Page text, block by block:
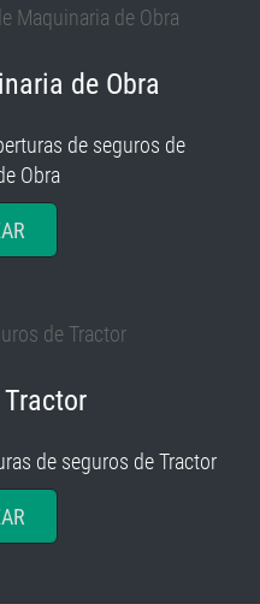
de Obra
de seguros de
Obra
de seguros de Tractor